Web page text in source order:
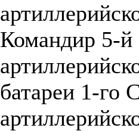
Командир 5-й
батареи 1-го